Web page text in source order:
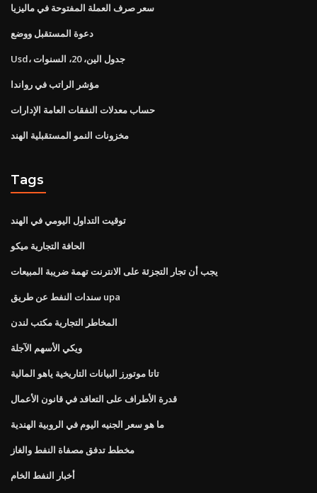
سعر صرف العملة المفتوحة في ماليزيا
دعوة المستقبل ووضع
Usd، جدول الين، 20، السنوات
مؤشر الراتب في رواندا
حساب معدلات النفقات العامة الإدارات
مخزونات النمو المستقبلية الهند
Tags
توقيت التداول اليومي في الهند
الحافة التجارية ميكو
يجب أن تجار التجزئة على الانترنت تهمة ضريبة المبيعات
سندات النفط عن طريق upa
المخاطر التجارية مكتب لندن
ويكي الأسهم الآجلة
تاتا موتورز البيانات التاريخية ياهو المالية
قدرة الأطراف على التعاقد في قانون الأعمال
ما هو سعر الجنيه اليوم في الروبية الهندية
مخطط تدفق مصفاة النفط والغاز
أخبار النفط الخام